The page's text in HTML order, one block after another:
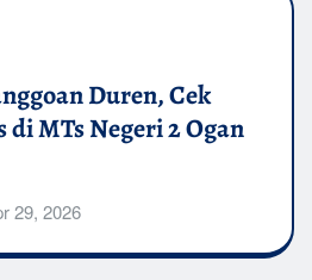
Duren, Cek
di MTs Negeri 2 Ogan
29, 2026